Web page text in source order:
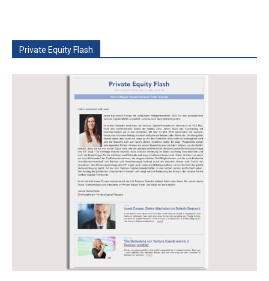
Private Equity Flash